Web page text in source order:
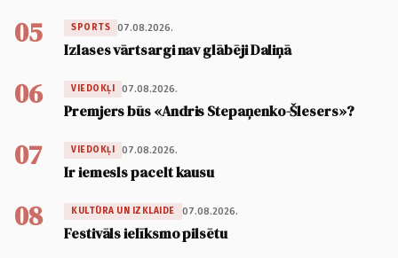
05 SPORTS 07.08.2026.
Izlases vārtsargi nav glābēji Daliņā
06 VIEDOKĻI 07.08.2026.
Premjers būs «Andris Stepaņenko-Šlesers»?
07 VIEDOKĻI 07.08.2026.
Ir iemesls pacelt kausu
08 KULTŪRA UN IZKLAIDE 07.08.2026.
Festivāls ielīksmo pilsētu